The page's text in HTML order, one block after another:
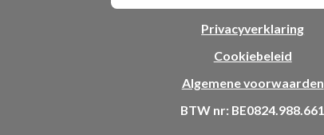
Privacyverklaring
Cookiebeleid
Algemene voorwaarden
BTW nr: BE0824.988.661